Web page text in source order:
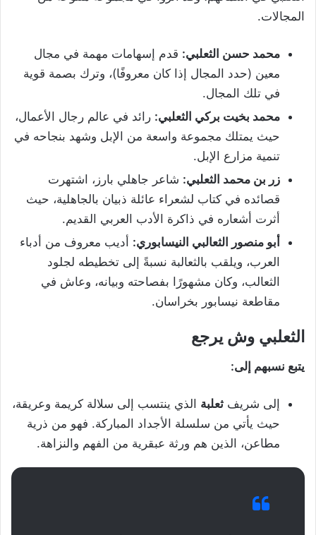
المجالات.
محمد حسن الثعلبي: قدم إسهامات مهمة في مجال
معين (حدد المجال إذا كان معروفًا)، وترك بصمة قوية
في تلك المجال.
محمد بخيت بركي الثعلبي: رائد في عالم رجال الأعمال،
حيث يمتلك مجموعة واسعة من الإبل وشهد بنجاحه في
تنمية مزارع الإبل.
زر بن محمد الثعلبي: شاعر جاهلي بارز، اشتهرت
قصائده في كتاب لشعراء عائلة ذبيان بالجاهلية، حيث
أثرت أشعاره في ذاكرة الأدب العربي القديم.
أبو منصور الثعالبي النيسابوري: أديب معروف من أدباء
العرب، ويلقب بالثعالبة نسبةً إلى تخطيطه لجلود
الثعالب، وكان مشهورًا بفصاحته وبيانه، وعاش في
مقاطعة نيسابور بخراسان.
الثعلبي وش يرجع
يتبع نسبهم إلى:
إلى شريف ثعلبة الذي ينتسب إلى سلالة كريمة وعريقة،
حيث يأتي من سلسلة الأجداد المباركة. فهو من ذرية
مطاعن، الذين هم ورثة عبقرية من الفهم والنزاهة.